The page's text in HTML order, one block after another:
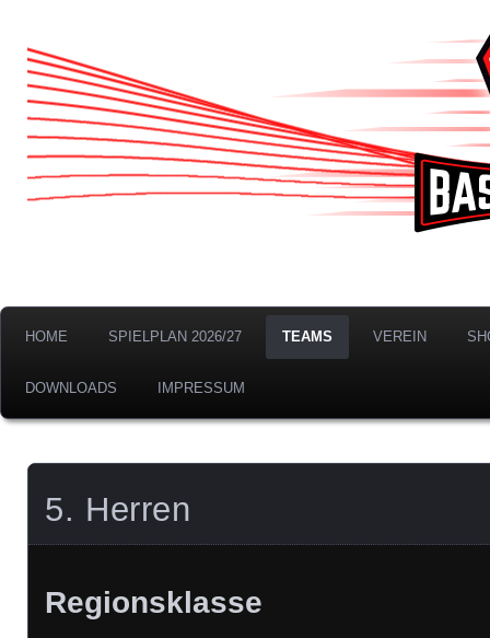
BTS Neustadt
HOME SPIELPLAN 2026/27 TEAMS VEREIN
DOWNLOADS IMPRESSUM
5. Herren
Regionsklasse